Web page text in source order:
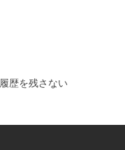
履歴を残さない